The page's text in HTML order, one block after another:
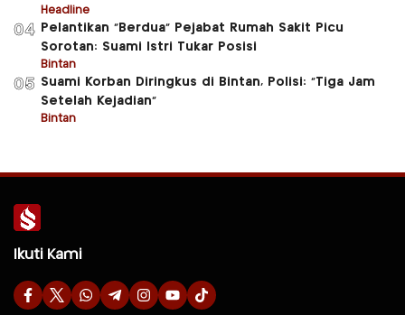
Headline
04
Pelantikan “Berdua” Pejabat Rumah Sakit Picu
Sorotan: Suami Istri Tukar Posisi
Bintan
05 Suami Korban Diringkus di Bintan, Polisi: “Tiga Jam
Setelah Kejadian”
Bintan
Ikuti Kami